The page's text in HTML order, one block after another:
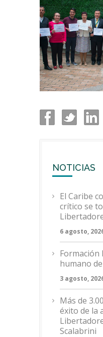
NOTICIAS
El Caribe
crítico se
6 agosto,
Formación
humano
3 agosto,
Más de
éxito de la
Scalabrini